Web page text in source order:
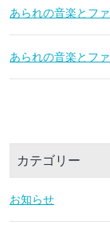
あられの音楽とフ
あられの音楽とフ
カテゴリー
お知らせ